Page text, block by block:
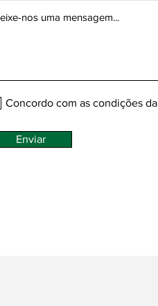
Concordo com as condições da
Enviar